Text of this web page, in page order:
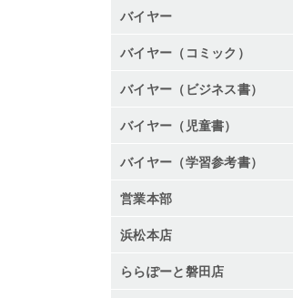
バイヤー
バイヤー（コミック）
バイヤー（ビジネス書）
バイヤー（児童書）
バイヤー（学習参考書）
営業本部
浜松本店
ららぽーと磐田店